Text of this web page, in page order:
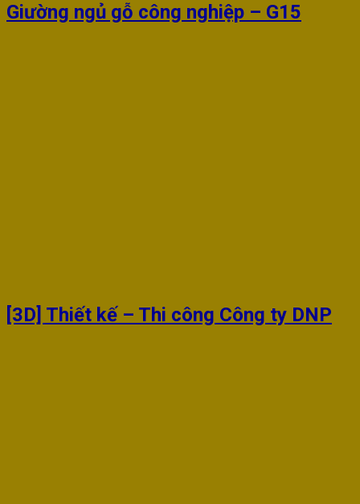
Giường ngủ gỗ công nghiệp – G15
[3D] Thiết kế – Thi công Công ty DNP